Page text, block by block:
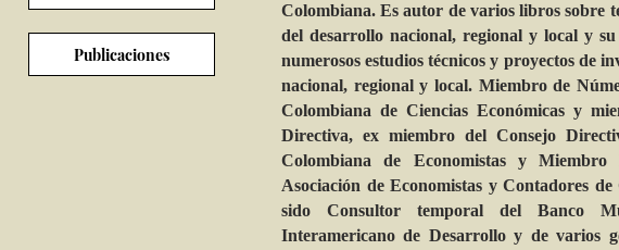
Colombiana. Es autor de varios libros sobre
del desarrollo nacional, regional y local y
numerosos estudios técnicos y proyectos de
nacional, regional y local. Miembro de
Colombiana de Ciencias Económicas y
Directiva, ex miembro del Consejo
Colombiana de Economistas y
Asociación de Economistas y Contadores
sido Consultor temporal del Banco
Interamericano de Desarrollo y de varios
Publicaciones